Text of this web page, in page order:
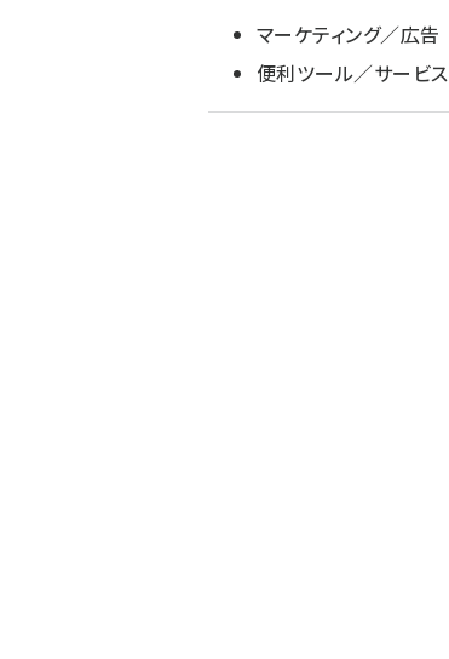
マーケティング／広告
便利ツール／サービス